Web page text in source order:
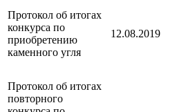
Протокол об итогах
конкурса по
приобретению
каменного угля
12.08.2019
Протокол об итогах
повторного